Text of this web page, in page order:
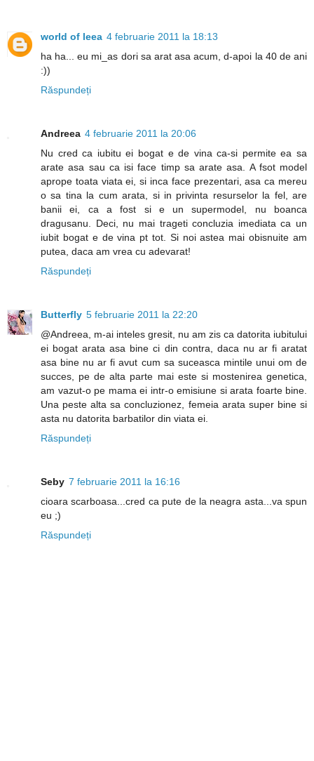
world of leea 4 februarie 2011 la 18:13
ha ha... eu mi_as dori sa arat asa acum, d-apoi la 40 de ani
:))
Răspundeți
Andreea 4 februarie 2011 la 20:06
Nu cred ca iubitu ei bogat e de vina ca-si permite ea sa
arate asa sau ca isi face timp sa arate asa. A fsot model
aprope toata viata ei, si inca face prezentari, asa ca mereu
o sa tina la cum arata, si in privinta resurselor la fel, are
banii ei, ca a fost si e un supermodel, nu boanca
dragusanu. Deci, nu mai trageti concluzia imediata ca un
iubit bogat e de vina pt tot. Si noi astea mai obisnuite am
putea, daca am vrea cu adevarat!
Răspundeți
Butterfly 5 februarie 2011 la 22:20
@Andreea, m-ai inteles gresit, nu am zis ca datorita iubitului
ei bogat arata asa bine ci din contra, daca nu ar fi aratat
asa bine nu ar fi avut cum sa suceasca mintile unui om de
succes, pe de alta parte mai este si mostenirea genetica,
am vazut-o pe mama ei intr-o emisiune si arata foarte bine.
Una peste alta sa concluzionez, femeia arata super bine si
asta nu datorita barbatilor din viata ei.
Răspundeți
Seby 7 februarie 2011 la 16:16
cioara scarboasa...cred ca pute de la neagra asta...va spun
eu ;)
Răspundeți